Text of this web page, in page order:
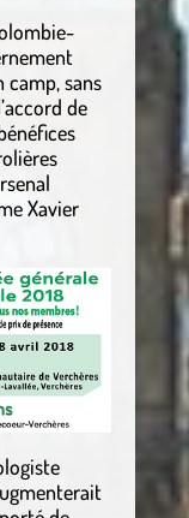
camp, sans
de
Xavier